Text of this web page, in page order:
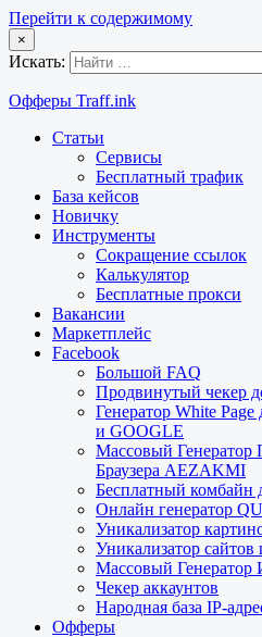
Перейти к содержимому
×
Искать:
Офферы Traff.ink
Статьи
Сервисы
Бесплатный трафик
База кейсов
Новичку
Инструменты
Сокращение ссылок
Калькулятор
Бесплатные прокси
Вакансии
Маркетплейс
Facebook
Большой FAQ
Продвинутый чекер
Генератор White
и GOOGLE
Массовый Генератор
Браузера AEZAKMI
Бесплатный комбайн
Онлайн генератор
Уникализатор
Уникализатор
Массовый Генератор
Чекер аккаунтов
Народная база IP-
Офферы